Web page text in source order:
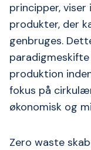
principper,
produkter, der
genbruges.
produktion
fokus på
økonomisk og
Zero waste